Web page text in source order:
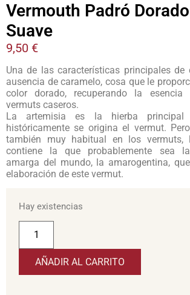
Vermouth Padró
Suave
9,50 €
Una de las características principales de
ausencia de caramelo, cosa que le
color dorado, recuperando la
vermuts caseros.
La artemisia es la hierba
históricamente se origina el vermut.
también muy habitual en los vermuts,
contiene la que probablemente sea
amarga del mundo, la amarogentina,
elaboración de este vermut.
Hay existencias
AÑADIR AL CARRITO